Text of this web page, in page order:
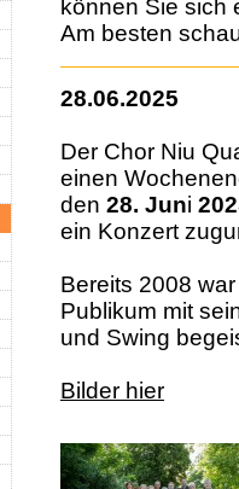
können Sie sich
Am besten
28.06.2025
Der Chor Niu
einen
den 28. Juni
ein Konzert
Bereits 2008
Publikum mit
und Swing
Bilder hier